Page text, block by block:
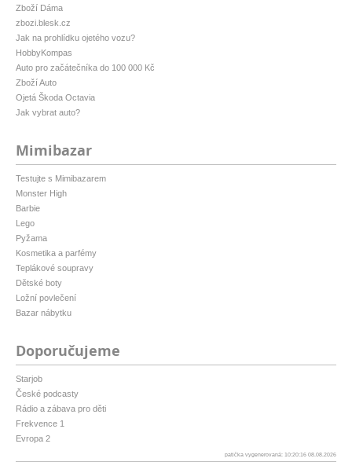
Zboží Dáma
zbozi.blesk.cz
Jak na prohlídku ojetého vozu?
HobbyKompas
Auto pro začátečníka do 100 000 Kč
Zboží Auto
Ojetá Škoda Octavia
Jak vybrat auto?
Mimibazar
Testujte s Mimibazarem
Monster High
Barbie
Lego
Pyžama
Kosmetika a parfémy
Teplákové soupravy
Dětské boty
Ložní povlečení
Bazar nábytku
Doporučujeme
Starjob
České podcasty
Rádio a zábava pro děti
Frekvence 1
Evropa 2
patička vygenerovaná: 10:20:16 08.08.2026